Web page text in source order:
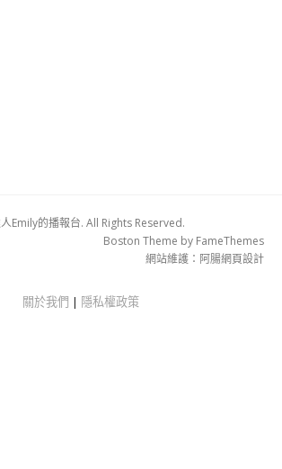
Emily的播報台. All Rights Reserved.
Boston Theme by FameThemes
網站維護： 阿腸網頁設計
關於我們 | 隱私權政策